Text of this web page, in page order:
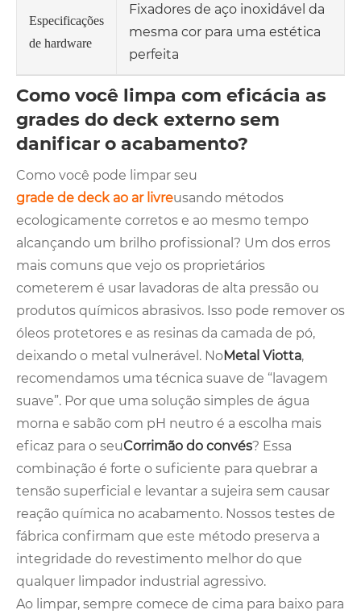
Especificações
de hardware
Fixadores de aço inoxidável da
mesma cor para uma estética
perfeita
Como você limpa com eficácia as
grades do deck externo sem
danificar o acabamento?
Como você pode limpar seu
grade de deck ao ar livreusando métodos
ecologicamente corretos e ao mesmo tempo
alcançando um brilho profissional? Um dos erros
mais comuns que vejo os proprietários
cometerem é usar lavadoras de alta pressão ou
produtos químicos abrasivos. Isso pode remover os
óleos protetores e as resinas da camada de pó,
deixando o metal vulnerável. NoMetal Viotta,
recomendamos uma técnica suave de “lavagem
suave”. Por que uma solução simples de água
morna e sabão com pH neutro é a escolha mais
eficaz para o seuCorrimão do convés? Essa
combinação é forte o suficiente para quebrar a
tensão superficial e levantar a sujeira sem causar
reação química no acabamento. Nossos testes de
fábrica confirmam que este método preserva a
integridade do revestimento melhor do que
qualquer limpador industrial agressivo.
Ao limpar, sempre comece de cima para baixo para